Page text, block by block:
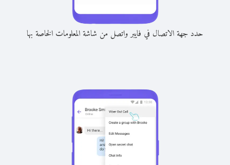
حدد جهة الاتصال في فايبر واتصل من شاشة المعلومات الخاصة بها